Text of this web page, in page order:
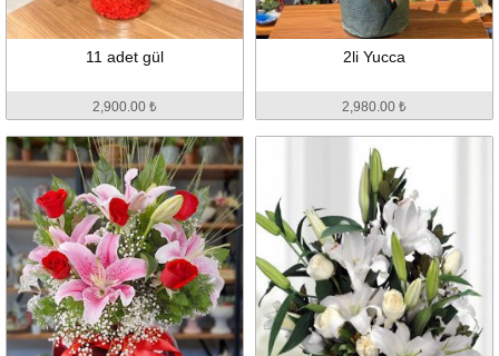
11 adet gül
2,900.00 ₺
2li Yucca
2,980.00 ₺